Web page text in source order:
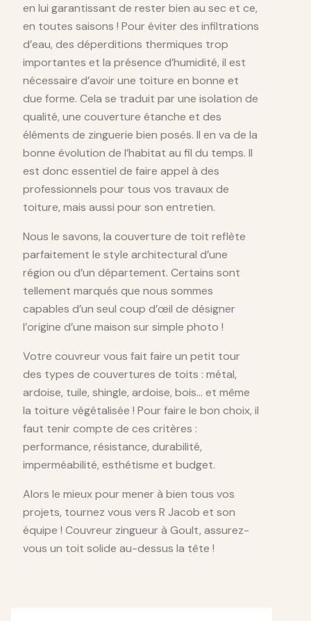
en lui garantissant de rester bien au sec et ce,
en toutes saisons ! Pour éviter des infiltrations
d’eau, des déperditions thermiques trop
importantes et la présence d’humidité, il est
nécessaire d’avoir une toiture en bonne et
due forme. Cela se traduit par une isolation de
qualité, une couverture étanche et des
éléments de zinguerie bien posés. Il en va de la
bonne évolution de l’habitat au fil du temps. Il
est donc essentiel de faire appel à des
professionnels pour tous vos travaux de
toiture, mais aussi pour son entretien.
Nous le savons, la couverture de toit reflète
parfaitement le style architectural d’une
région ou d’un département. Certains sont
tellement marqués que nous sommes
capables d’un seul coup d’œil de désigner
l’origine d’une maison sur simple photo !
Votre couvreur vous fait faire un petit tour
des types de couvertures de toits : métal,
ardoise, tuile, shingle, ardoise, bois… et même
la toiture végétalisée ! Pour faire le bon choix, il
faut tenir compte de ces critères :
performance, résistance, durabilité,
imperméabilité, esthétisme et budget.
Alors le mieux pour mener à bien tous vos
projets, tournez vous vers R Jacob et son
équipe ! Couvreur zingueur à Goult, assurez-
vous un toit solide au-dessus la tête !